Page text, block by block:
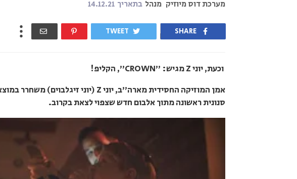
מערכת דוס מיוזיק מנהל בתאריך 14.12.21
SHARE
TWEET
וכעת, יוני Z מגיש: "CROWN", הקליפ!
סנונית ראשונה מתוך אלבום חדש שצפוי לצאת בקרוב.